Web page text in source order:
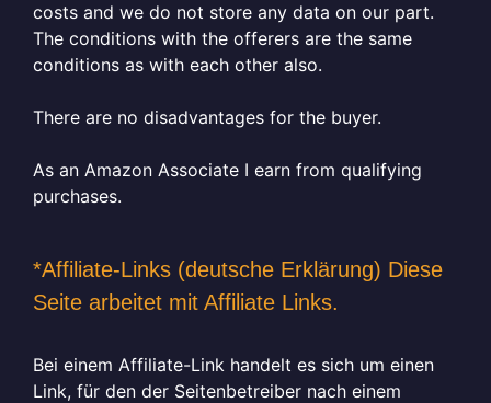
costs and we do not store any data on our part.
The conditions with the offerers are the same
conditions as with each other also.
There are no disadvantages for the buyer.
As an Amazon Associate I earn from qualifying
purchases.
*Affiliate-Links (deutsche Erklärung) Diese
Seite arbeitet mit Affiliate Links.
Bei einem Affiliate-Link handelt es sich um einen
Link, für den der Seitenbetreiber nach einem